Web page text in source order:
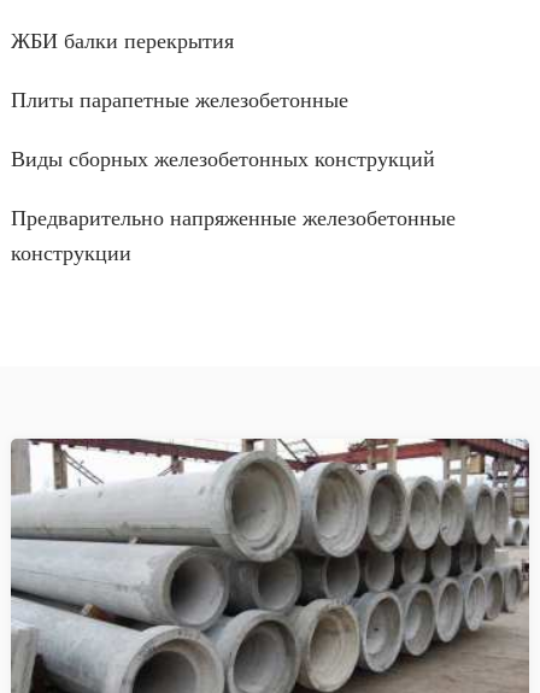
ЖБИ балки перекрытия
Плиты парапетные железобетонные
Виды сборных железобетонных конструкций
Предварительно напряженные железобетонные
конструкции